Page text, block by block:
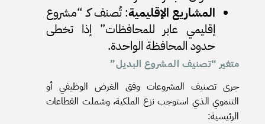
المشاريع الإقليمية: تُصنف كـ “مشروع
إقليمي عابر للمحافظات” إذا تخطى
حدود المحافظة الواحدة.
متغير “تصنيف المشروع البديل”
جرى تصنيف المشروعات وفق الغرض الوظيفي أو
التنموي الذي استوجب نزع الملكية، وشملت القطاعات
الرئيسية: